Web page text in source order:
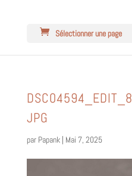
Sélectionner une page
JPG
par Papank| Mai 7, 2025